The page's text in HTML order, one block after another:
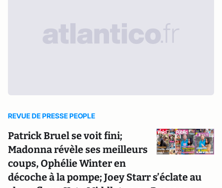
REVUE DE PRESSE PEOPLE
Patrick Bruel se voit fini;
Madonna révèle ses meilleurs
coups, Ophélie Winter en
décoche à la pompe; Joey Starr s’éclate au